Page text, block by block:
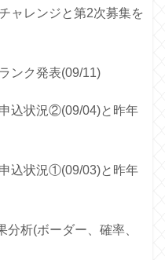
ャレンジと第2次募集を
ンク発表(09/11)
込状況②(09/04)と昨年
込状況①(09/03)と昨年
分析(ボーダー、確率、